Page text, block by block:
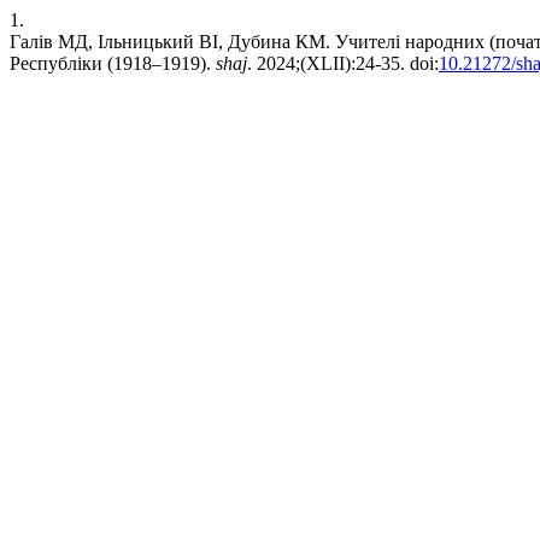
1.
Галів МД, Ільницький ВІ, Дубина КМ. Учителі народних
Республіки (1918–1919). shaj. 2024;(XLII):24-35. doi:10.21272/